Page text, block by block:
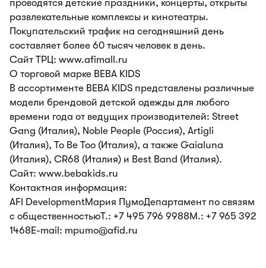
проводятся детские праздники, концерты, открыты
развлекательные комплексы и кинотеатры.
Покупательский трафик на сегодняшний день
составляет более 60 тысяч человек в день.
Сайт ТРЦ: www.afimall.ru
О торговой марке BEBA KIDS
В ассортименте BEBA KIDS представлены различные
модели брендовой детской одежды для любого
времени года от ведущих производителей: Street
Gang (Италия), Noble People (Россия), Artigli
(Италия), To Be Too (Италия), а также Gaialuna
(Италия), CR68 (Италия) и Best Band (Италия).
Сайт: www.bebakids.ru
Контактная информация:
AFI DevelopmentМария ПумоДепартамент по связям
с общественностьюТ.: +7 495 796 9988М.: +7 965 392
1468E-mail: mpumo@afid.ru